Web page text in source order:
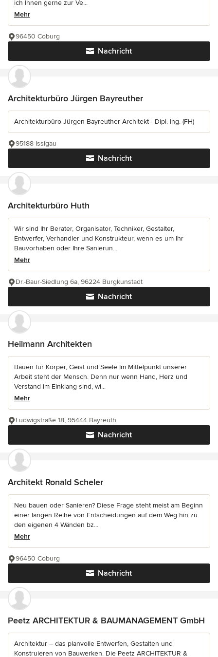
ich Ihnen gerne zur Ve...
Mehr
Nachricht
96450 Coburg
Architekturbüro Jürgen Bayreuther
Architekturbüro Jürgen Bayreuther Architekt - Dipl. Ing. (FH)
Nachricht
95188 Issigau
Architekturbüro Huth
Wir sind Ihr Berater, Organisator, Techniker, Gestalter,
Entwerfer, Verhandler und Konstrukteur, wenn es um Ihr
Bauvorhaben oder Ihre Sanierun...
Mehr
Nachricht
Dr.-Baur-Siedlung 6a, 96224 Burgkunstadt
Heilmann Architekten
Bauen für Körper, Geist und Seele Im Mittelpunkt unserer
Arbeit steht der Mensch. Denn nur wenn Hand, Herz und
Verstand im Einklang sind, wi...
Mehr
Nachricht
Ludwigstraße 18, 95444 Bayreuth
Architekt Ronald Scheler
Neu bauen oder Sanieren? Diese Frage steht meist am Beginn
einer langen Reihe von Entscheidungen auf dem Weg hin zu
den eigenen 4 Wänden bz...
Mehr
Nachricht
96450 Coburg
Peetz ARCHITEKTUR & BAUMANAGEMENT GmbH
Architektur – das planvolle Entwerfen, Gestalten und
Konstruieren von Bauwerken. Die Peetz ARCHITEKTUR &